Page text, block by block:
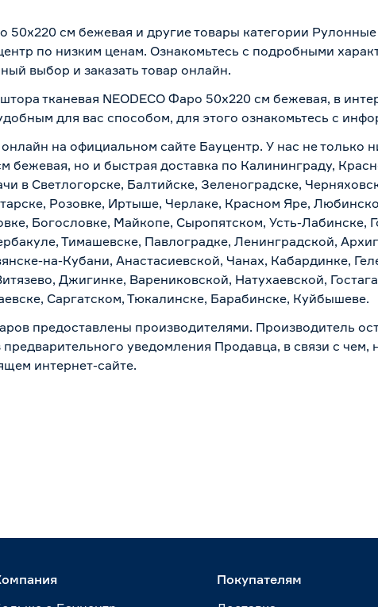
50х220 см бежевая и другие товары категории
по низким ценам. Ознакомьтесь с подробными
выбор и заказать товар онлайн.
тканевая NEODECO Фаро 50х220 см бежевая, в
для вас способом, для этого ознакомьтесь с
на официальном сайте Бауцентр. У нас не только
бежевая, но и быстрая доставка по Калининграду,
в Светлогорске, Балтийске, Зеленоградске,
Розовке, Иртыше, Черлаке, Красном Яре,
Богословке, Майкопе, Сыропятском, Усть-Лабинске,
Тимашевске, Павлоградке, Ленинградской,
на-Кубани, Анастасиевской, Чанах, Кабардинке,
Джигинке, Варениковской, Натухаевской,
Саргатском, Тюкалинске, Барабинске, Куйбышеве.
предоставлены производителями. Производитель
уведомления Продавца, в связи с чем,
интернет-сайте.
Покупателям